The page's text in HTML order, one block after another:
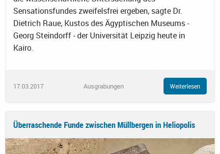
Sensationsfundes zweifelsfrei ergeben, sagte Dr.
Dietrich Raue, Kustos des Ägyptischen Museums -
Georg Steindorff - der Universität Leipzig heute in
Kairo.
17.03.2017 Ausgrabungen Weiterlesen
Überraschende Funde zwischen Müllbergen in Heliopolis